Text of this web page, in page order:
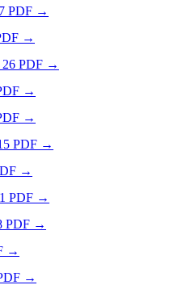
PDF →
→
26 PDF →
→
→
PDF →
→
PDF →
PDF →
→
→